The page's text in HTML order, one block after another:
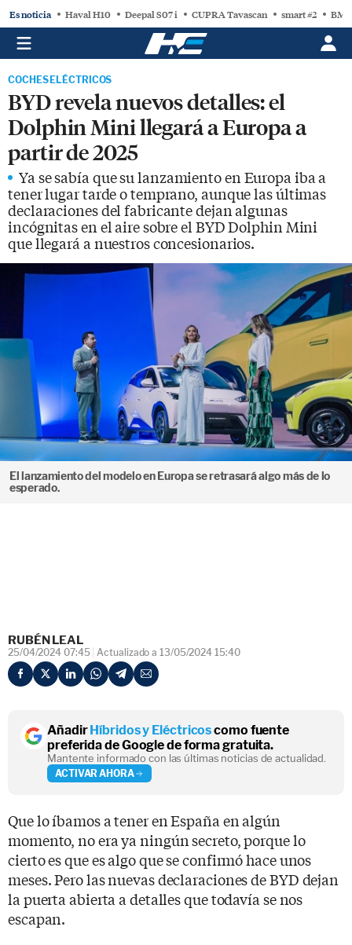
Es noticia Haval H10 Deepal S07 i CUPRA Tavascan smart #2
COCHES ELÉCTRICOS
BYD revela nuevos detalles: el
Dolphin Mini llegará a Europa a
partir de 2025
Ya se sabía que su lanzamiento en Europa iba a
tener lugar tarde o temprano, aunque las últimas
declaraciones del fabricante dejan algunas
incógnitas en el aire sobre el BYD Dolphin Mini
que llegará a nuestros concesionarios.
El lanzamiento del modelo en Europa se retrasará algo más de lo
esperado.
RUBÉN LEAL
25/04/2024 07:45 Actualizado a 13/05/2024 15:40
AñadirHíbridos y Eléctricoscomo fuente
preferida de Google de forma gratuita.
Mantente informado con las últimas noticias de actualidad.
ACTIVAR AHORA
Que lo íbamos a tener en España en algún
momento, no era ya ningún secreto, porque lo
cierto es que es algo que se confirmó hace unos
meses. Pero las nuevas declaraciones de BYD dejan
la puerta abierta a detalles que todavía se nos
escapan.